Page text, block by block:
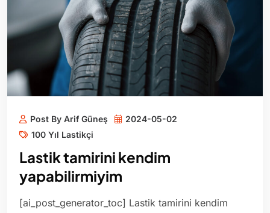
Post By Arif Güneş
2024-05-02
100 Yıl Lastikçi
Lastik tamirini kendim
yapabilirmiyim
[ai_post_generator_toc] Lastik tamirini kendim